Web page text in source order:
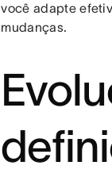
você adapte
mudanças.